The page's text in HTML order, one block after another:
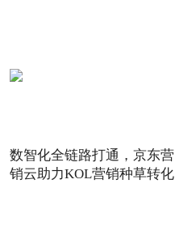
数智化全链路打通，京东营
销云助力KOL营销种草转化